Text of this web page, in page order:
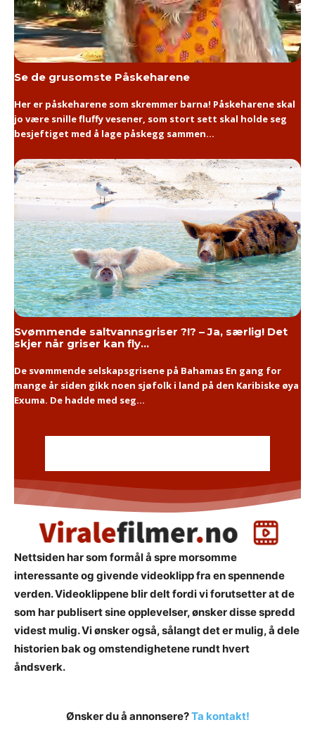
Se de grusomste Påskeharene
Her er påskeharene som skremmer barna! Påskeharene skal
jo være snille fluffy vesener, som stort sett skal holde seg
besjeftiget med å lage påskegg sammen...
Svømmende saltvannsgriser ?!? – Ja, særlig! Det
skjer når griser kan fly…
De svømmende selskapsgrisene på Bahamas En gang for
mange år siden gikk noen sjøfolk i land på den Karibiske øya
Exuma. De hadde med seg...
Nettsiden har som formål å spre morsomme
interessante og givende videoklipp fra en spennende
verden. Videoklippene blir delt fordi vi forutsetter at de
som har publisert sine opplevelser, ønsker disse spredd
videst mulig. Vi ønsker også, sålangt det er mulig, å dele
historien bak og omstendighetene rundt hvert
åndsverk.
Ønsker du å annonsere?Ta kontakt!